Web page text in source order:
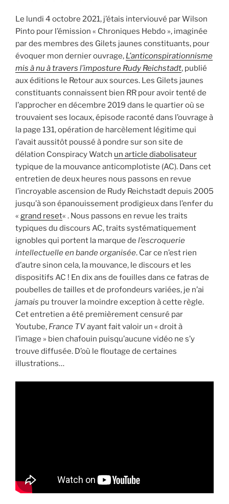
Le lundi 4 octobre 2021, j’étais interviouvé par Wilson
Pinto pour l’émission « Chroniques Hebdo », imaginée
par des membres des Gilets jaunes constituants, pour
évoquer mon dernier ouvrage, L’anticonspirationnisme
mis à nu à travers l’imposture Rudy Reichstadt, publié
aux éditions le Retour aux sources. Les Gilets jaunes
constituants connaissent bien RR pour avoir tenté de
l’approcher en décembre 2019 dans le quartier où se
trouvaient ses locaux, épisode raconté dans l’ouvrage à
la page 131, opération de harcèlement légitime qui
l’avait aussitôt poussé à pondre sur son site de
délation Conspiracy Watch un article diabolisateur
typique de la mouvance anticomplotiste (AC). Dans cet
entretien de deux heures nous passons en revue
l’incroyable ascension de Rudy Reichstadt depuis 2005
jusqu’à son épanouissement prodigieux dans l’enfer du
« grand reset« . Nous passons en revue les traits
typiques du discours AC, traits systématiquement
ignobles qui portent la marque de l’escroquerie
intellectuelle en bande organisée. Car ce n’est rien
d’autre sinon cela, la mouvance, le discours et les
dispositifs AC ! En dix ans de fouilles dans ce fatras de
poubelles de tailles et de profondeurs variées, je n’ai
jamais pu trouver la moindre exception à cette règle.
Cet entretien a été premièrement censuré par
Youtube, France TVayant fait valoir un « droit à
l’image » bien chafouin puisqu’aucune vidéo ne s’y
trouve diffusée. D’où le floutage de certaines
illustrations…